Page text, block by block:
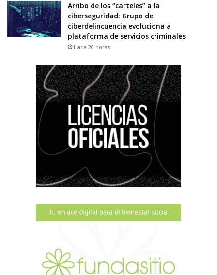
Arribo de los “carteles” a la
ciberseguridad: Grupo de
ciberdelincuencia evoluciona a
plataforma de servicios criminales
Hace 20 horas